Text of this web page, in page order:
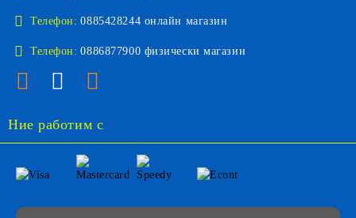
Телефон: 0885428244 онлайн магазин
Телефон: 0886877900 физически магазин
Ние работим с